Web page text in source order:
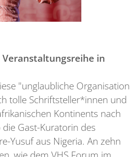
in
"unglaubliche Organisation
tolle Schriftsteller*innen und
Kontinents nach
Gast-Kuratorin des
Yusuf aus Nigeria. An zehn